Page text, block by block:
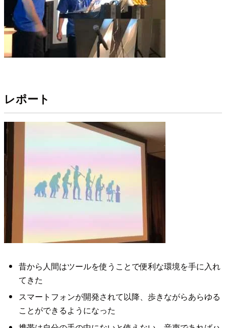
レポート
昔から人間はツールを使うことで便利な環境を手に入れ
てきた
スマートフォンが開発されて以降、歩きながらあらゆる
ことができるようになった